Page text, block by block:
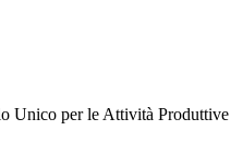
Unico per le Attività Produttive